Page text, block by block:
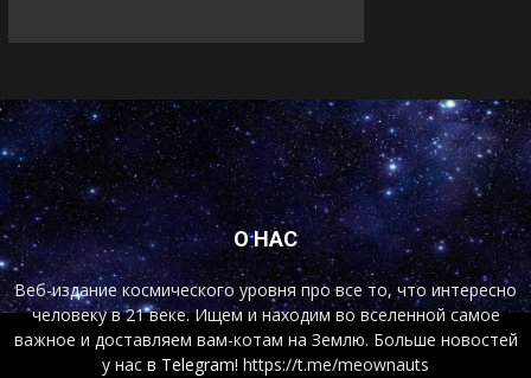
О НАС
Веб-издание космического уровня про все то, что интересно
человеку в 21 веке. Ищем и находим во вселенной самое
важное и доставляем вам-котам на Землю. Больше новостей
у нас в Telegram! https://t.me/meownauts